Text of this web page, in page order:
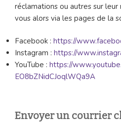
réclamations ou autres sur
vous alors via les pages de la
Facebook : https://
Instagram : https://
YouTube : https://
EO8bZNidCJoqlWQa9A
Envoyer un courrier